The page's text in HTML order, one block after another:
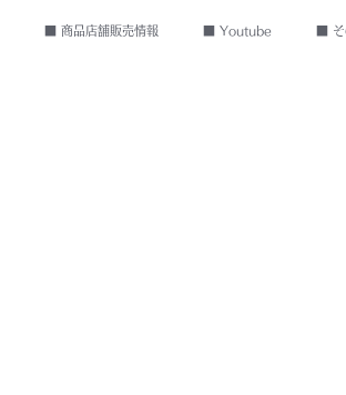
■ 商品店舗販売情報 ■ Youtube ■